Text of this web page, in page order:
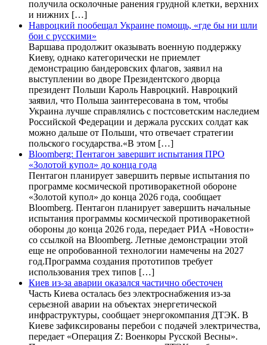
получила осколочные ранения грудной клетки, верхних
и нижних […]
Навроцкий пообещал Украине помощь, «где бы ни шли
бои с русскими»
Варшава продолжит оказывать военную поддержку
Киеву, однако категорически не приемлет
демонстрацию бандеровских флагов, заявил на
выступлении во дворе Президентского дворца
президент Польши Кароль Навроцкий. Навроцкий
заявил, что Польша заинтересована в том, чтобы
Украина лучше справлялись с постсоветским наследием
Российской Федерации и держала русских солдат как
можно дальше от Польши, что отвечает стратегии
польского государства.«В этом […]
Bloomberg: Пентагон завершит испытания ПРО
«Золотой купол» до конца года
Пентагон планирует завершить первые испытания по
программе космической противоракетной обороне
«Золотой купол» до конца 2026 года, сообщает
Bloomberg. Пентагон планирует завершить начальные
испытания программы космической противоракетной
обороны до конца 2026 года, передает РИА «Новости»
со ссылкой на Bloomberg. Летные демонстрации этой
еще не опробованной технологии намечены на 2027
год.Программа создания прототипов требует
использования трех типов […]
Киев из-за аварии оказался частично обесточен
Часть Киева осталась без электроснабжения из-за
серьезной аварии на объектах энергетической
инфраструктуры, сообщает энергокомпания ДТЭК. В
Киеве зафиксированы перебои с подачей электричества,
передает «Операция Z: Военкоры Русской Весны».